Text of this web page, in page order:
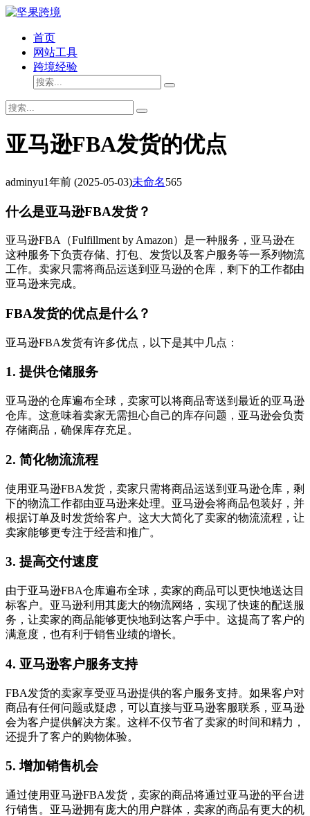
首页
网站工具
跨境经验
亚马逊FBA发货的优点
adminyu1年前 (2025-05-03)未命名565
什么是亚马逊FBA发货？
亚马逊FBA（Fulfillment by Amazon）是一种服务，亚马逊在
这种服务下负责存储、打包、发货以及客户服务等一系列物流
工作。卖家只需将商品运送到亚马逊的仓库，剩下的工作都由
亚马逊来完成。
FBA发货的优点是什么？
亚马逊FBA发货有许多优点，以下是其中几点：
1. 提供仓储服务
亚马逊的仓库遍布全球，卖家可以将商品寄送到最近的亚马逊
仓库。这意味着卖家无需担心自己的库存问题，亚马逊会负责
存储商品，确保库存充足。
2. 简化物流流程
使用亚马逊FBA发货，卖家只需将商品运送到亚马逊仓库，剩
下的物流工作都由亚马逊来处理。亚马逊会将商品包装好，并
根据订单及时发货给客户。这大大简化了卖家的物流流程，让
卖家能够更专注于经营和推广。
3. 提高交付速度
由于亚马逊FBA仓库遍布全球，卖家的商品可以更快地送达目
标客户。亚马逊利用其庞大的物流网络，实现了快速的配送服
务，让卖家的商品能够更快地到达客户手中。这提高了客户的
满意度，也有利于销售业绩的增长。
4. 亚马逊客户服务支持
FBA发货的卖家享受亚马逊提供的客户服务支持。如果客户对
商品有任何问题或疑虑，可以直接与亚马逊客服联系，亚马逊
会为客户提供解决方案。这样不仅节省了卖家的时间和精力，
还提升了客户的购物体验。
5. 增加销售机会
通过使用亚马逊FBA发货，卖家的商品将通过亚马逊的平台进
行销售。亚马逊拥有庞大的用户群体，卖家的商品有更大的机